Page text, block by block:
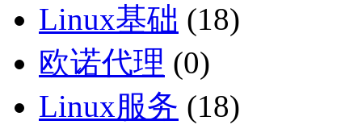
Linux基础 (18)
欧诺代理 (0)
Linux服务 (18)